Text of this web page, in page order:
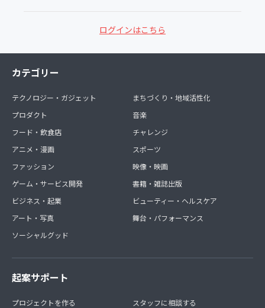
ログインはこちら
カテゴリー
テクノロジー・ガジェット
プロダクト
フード・飲食店
アニメ・漫画
ファッション
ゲーム・サービス開発
ビジネス・起業
アート・写真
ソーシャルグッド
まちづくり・地域活性化
音楽
チャレンジ
スポーツ
映像・映画
書籍・雑誌出版
ビューティー・ヘルスケア
舞台・パフォーマンス
起案サポート
プロジェクトを作る
スタッフに相談する